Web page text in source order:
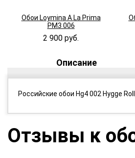
Обои Loymina A La Prima
PM3 006
2 900 руб.
Описание
Российские обои Hg4 002 Hygge
Отзывы к